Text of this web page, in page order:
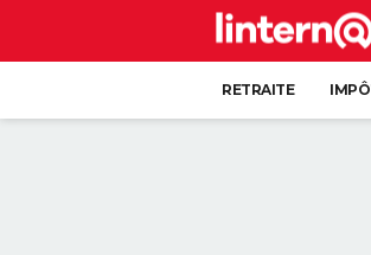
RETRAITE